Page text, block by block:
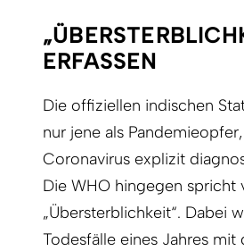
ERFASSEN
Die offiziellen indischen
nur jene als
Coronavirus explizit
Die WHO hingegen spricht
„Übersterblichkeit“. Dabei
Todesfälle eines Jahres mit